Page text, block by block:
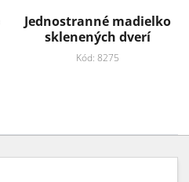
Jednostranné madielko
sklenených dverí
Kód: 8275